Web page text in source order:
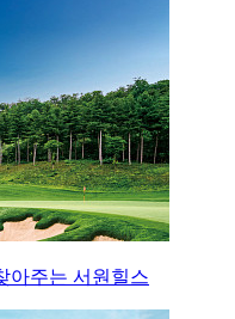
아주는 서원힐스